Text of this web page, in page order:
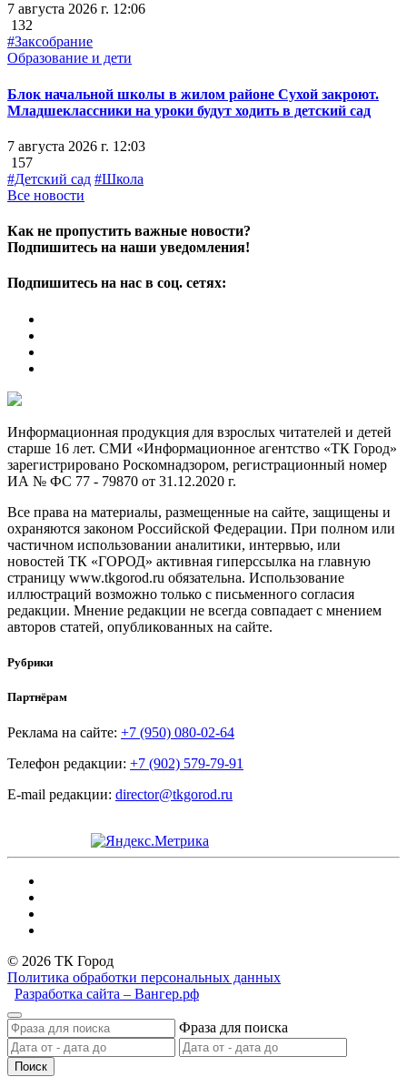
7 августа 2026 г. 12:06
132
#Заксобрание
Образование и дети
Блок начальной школы в жилом районе Сухой закроют.
Младшеклассники на уроки будут ходить в детский сад
7 августа 2026 г. 12:03
157
#Детский сад #Школа
Все новости
Как не пропустить важные новости?
Подпишитесь на наши уведомления!
Подпишитесь на нас в соц. сетях:
Информационная продукция для взрослых читателей и детей
старше 16 лет. СМИ «Информационное агентство «ТК Город»
зарегистрировано Роскомнадзором, регистрационный номер
ИА № ФС 77 - 79870 от 31.12.2020 г.
Все права на материалы, размещенные на сайте, защищены и
охраняются законом Российской Федерации. При полном или
частичном использовании аналитики, интервью, или
новостей ТК «ГОРОД» активная гиперссылка на главную
страницу www.tkgorod.ru обязательна. Использование
иллюстраций возможно только с письменного согласия
редакции. Мнение редакции не всегда совпадает с мнением
авторов статей, опубликованных на сайте.
Рубрики
Партнёрам
Реклама на сайте: +7 (950) 080-02-64
Телефон редакции: +7 (902) 579-79-91
E-mail редакции: director@tkgorod.ru
© 2026 ТК Город
Политика обработки персональных данных
Разработка сайта – Вангер.рф
Фраза для поиска
Поиск